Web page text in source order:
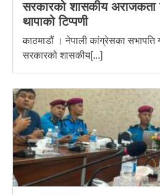
सरकारको शासकीय अराजकता
थापाको टिप्पणी
काठमाडौं । नेपाली कांग्रेसका सभापति
सरकारको शासकीय[...]